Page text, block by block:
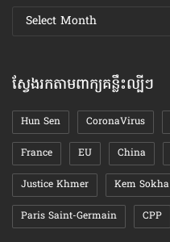
ស្វែងរក
ឯកសារ
ស្វែងរកតាមពាក្យគន្លឹះល្បីៗ
Hun Sen CoronaVirus
France EU China
Justice Khmer Kem Sokha
Paris Saint-Germain CPP